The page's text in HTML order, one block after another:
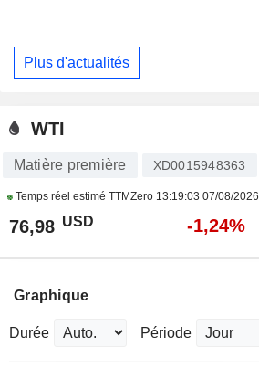
Plus d'actualités
WTI
Matière première XD0015948363
Temps réel estimé TTMZero 13:19:03 07/08/2026
76,98 USD -1,24%
Graphique
Durée Période